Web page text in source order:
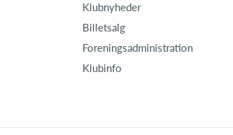
Klubnyheder
Billetsalg
Foreningsadministration
Klubinfo